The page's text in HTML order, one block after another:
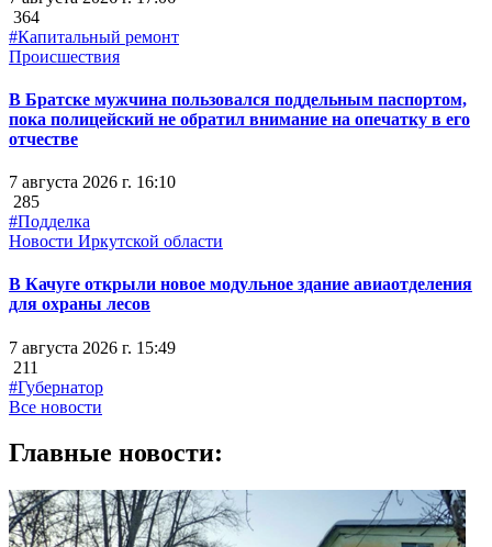
364
#Капитальный ремонт
Происшествия
В Братске мужчина пользовался поддельным паспортом,
пока полицейский не обратил внимание на опечатку в его
отчестве
7 августа 2026 г. 16:10
285
#Подделка
Новости Иркутской области
В Качуге открыли новое модульное здание авиаотделения
для охраны лесов
7 августа 2026 г. 15:49
211
#Губернатор
Все новости
Главные новости: